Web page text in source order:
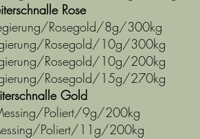
Rose
Rosegold/8g/300kg
Rosegold/10g/300kg
Rosegold/10g/200kg
Rosegold/15g/270kg
Gold
Poliert/9g/200kg
Poliert/11g/200kg